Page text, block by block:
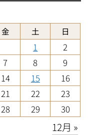
金 土 日
1
2
7 8
9
14 15
16
21 22
23
28 29 30
12月 »